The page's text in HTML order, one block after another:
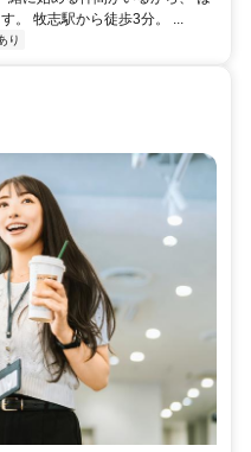
。 牧志駅から徒歩3分。 ...
り